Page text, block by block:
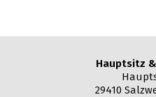
Hauptsitz
29410